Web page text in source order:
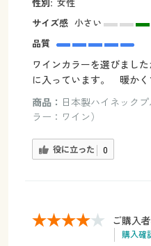
性別: 女性
サイズ感 小さい
品質
ワインカラーを選びま
に入っています。 暖かく
商品： 日本製ハイネック
ラー：ワイン）
役に立った 0
ご購入
購入確